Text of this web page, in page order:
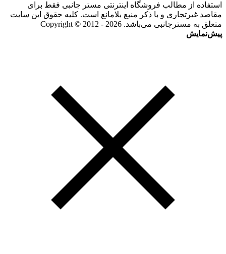
استفاده از مطالب فروشگاه اینترنتی مستر جانبی فقط برای
مقاصد غیرتجاری و با ذکر منبع بلامانع است. کلیه حقوق این سایت
متعلق به مسترجانبی می‌باشد. Copyright © 2012 - 2026
پیش‌نمایش